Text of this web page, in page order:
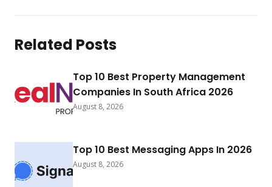
Related Posts
Top 10 Best Property Management
Companies In South Africa 2026
August 8, 2026
Top 10 Best Messaging Apps In 2026
August 8, 2026